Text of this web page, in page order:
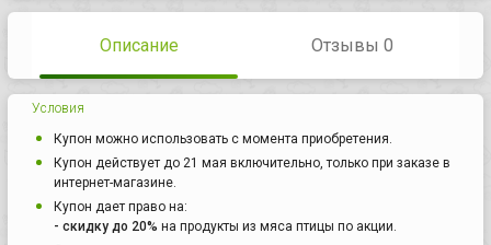
Описание Отзывы 0
Условия
Купон можно использовать с момента приобретения.
Купон действует до 21 мая включительно, только при заказе в
интернет-магазине.
Купон дает право на:
- скидку до 20% на продукты из мяса птицы по акции.